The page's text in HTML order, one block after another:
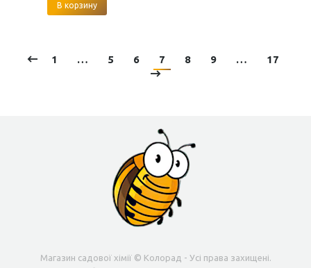
В корзину
1 … 5 6 7 8 9 … 17
Магазин садової хімії © Колорад - Усі права захищені.